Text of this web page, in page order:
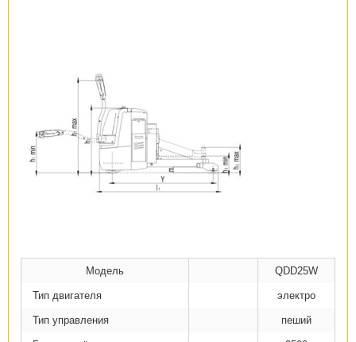
Модель QDD25W
Тип двигателя электро
Тип управления пеший